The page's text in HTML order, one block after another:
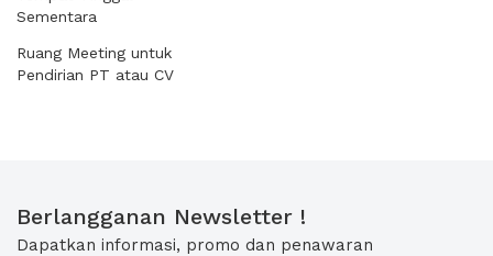
Sementara
Ruang Meeting untuk
Pendirian PT atau CV
Berlangganan Newsletter !
Dapatkan informasi, promo dan penawaran